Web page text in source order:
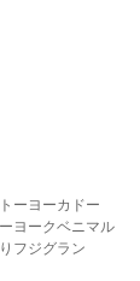
ーヨーカドー
ヨークベニマル
フジグラン